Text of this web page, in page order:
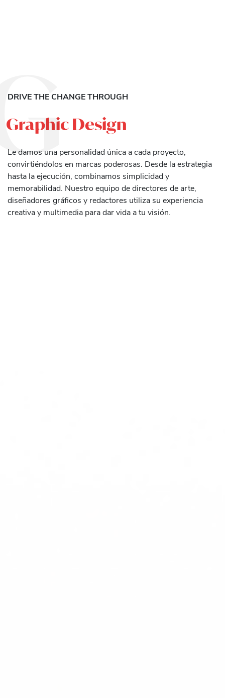
DRIVE THE CHANGE THROUGH
Graphic Design
Le damos una personalidad única a cada proyecto,
convirtiéndolos en marcas poderosas. Desde la estrategia
hasta la ejecución, combinamos simplicidad y
memorabilidad. Nuestro equipo de directores de arte,
diseñadores gráficos y redactores utiliza su experiencia
creativa y multimedia para dar vida a tu visión.